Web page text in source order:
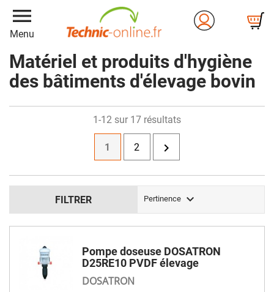
menu
Menu
Matériel et produits d'hygiène
des bâtiments d'élevage bovin
FILTRER Pertinence 
1-12 sur 17 résultats
1 2 
Pompe doseuse DOSATRON
D25RE10 PVDF élevage
DOSATRON